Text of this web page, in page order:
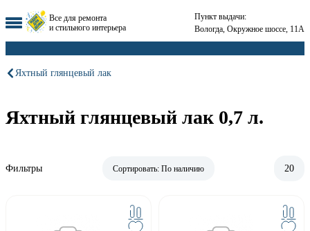
Все для ремонта
и стильного интерьера
Пункт выдачи:
Вологда, Окружное шоссе, 11А
Яхтный глянцевый лак
Яхтный глянцевый лак 0,7 л.
Фильтры Сортировать: По наличию 20